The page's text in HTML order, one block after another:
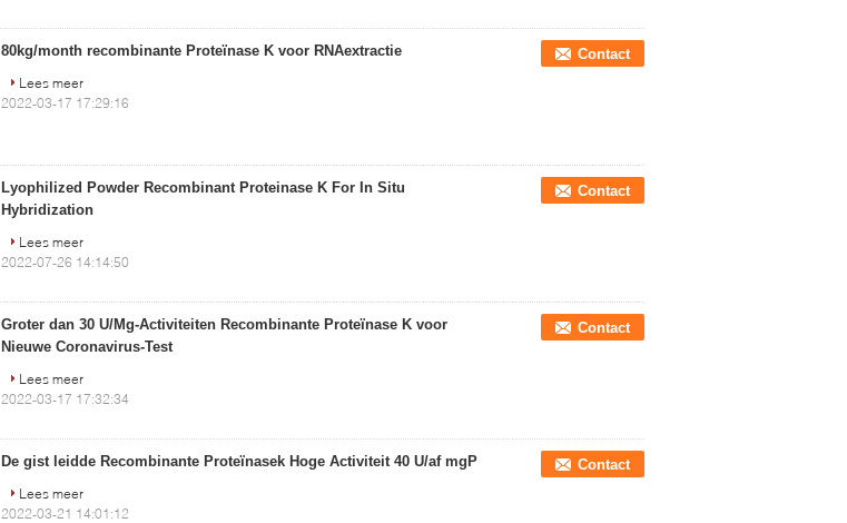
80kg/month recombinante Proteïnase K voor RNAextractie
Contact
Lees meer
2022-03-17 17:29:16
Lyophilized Powder Recombinant Proteinase K For In Situ
Hybridization
Contact
Lees meer
2022-07-26 14:14:50
Groter dan 30 U/Mg-Activiteiten Recombinante Proteïnase K voor
Nieuwe Coronavirus-Test
Contact
Lees meer
2022-03-17 17:32:34
De gist leidde Recombinante Proteïnasek Hoge Activiteit 40 U/af mgP
Contact
Lees meer
2022-03-21 14:01:12